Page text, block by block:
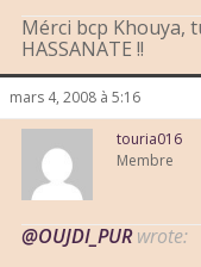
Mérci bcp Khouya,
HASSANATE !!
mars 4, 2008 à 5:16
touria016
Membre
@OUJDI_PURwrote: